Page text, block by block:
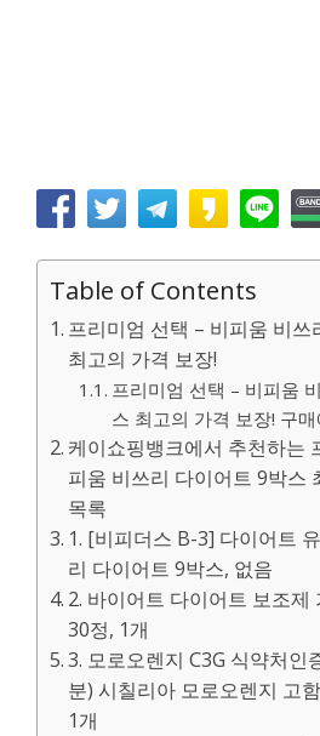
Table of Contents
프리미엄 선택 – 비피움 비쓰
최고의 가격 보장!
프리미엄 선택 – 비피움
스 최고의 가격 보장! 구
케이쇼핑뱅크에서 추천하는
피움 비쓰리 다이어트 9박스
목록
1. [비피더스 B-3] 다이어트
리 다이어트 9박스, 없음
2. 바이어트 다이어트 보조
30정, 1개
3. 모로오렌지 C3G 식약처인
분) 시칠리아 모로오렌지 고
1개